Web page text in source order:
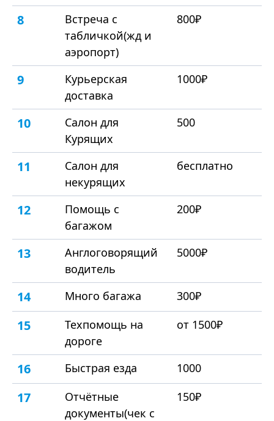
8
Встреча с
табличкой(жд и
аэропорт)
800₽
9
Курьерская
доставка
1000₽
10
Салон для
Курящих
500
11
Салон для
некурящих
бесплатно
12
Помощь с
багажом
200₽
13
Англоговорящий
водитель
5000₽
14 Много багажа 300₽
15
Техпомощь на
дороге
от 1500₽
16 Быстрая езда 1000
17
Отчётные
документы(чек с
150₽